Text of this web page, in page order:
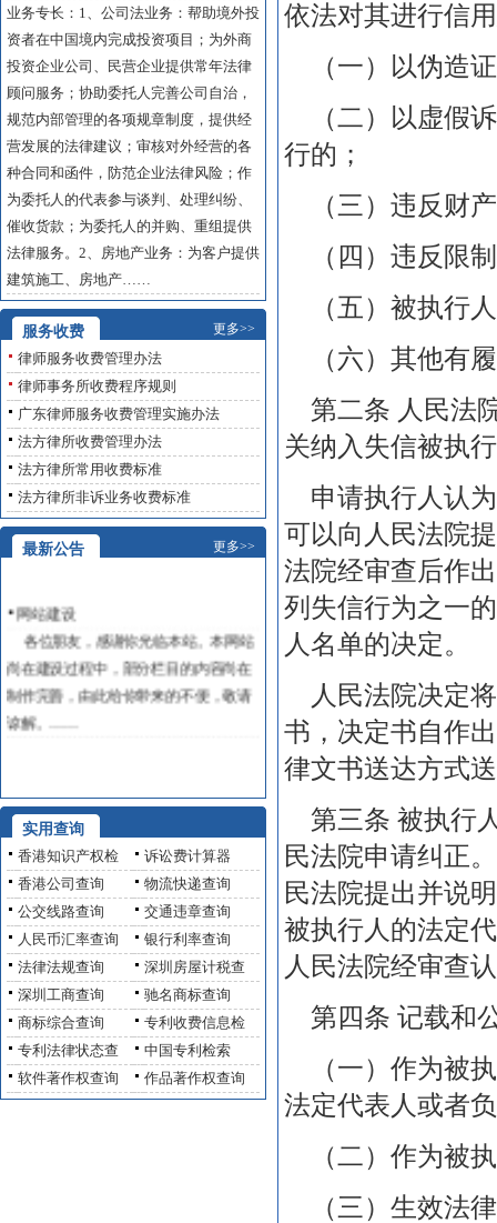
业务专长：1、公司法业务：帮助境外投
资者在中国境内完成投资项目；为外商
投资企业公司、民营企业提供常年法律
顾问服务；协助委托人完善公司自治，
规范内部管理的各项规章制度，提供经
营发展的法律建议；审核对外经营的各
种合同和函件，防范企业法律风险；作
为委托人的代表参与谈判、处理纠纷、
催收货款；为委托人的并购、重组提供
法律服务。2、房地产业务：为客户提供
建筑施工、房地产……
服务收费 更多>>
律师服务收费管理办法
律师事务所收费程序规则
广东律师服务收费管理实施办法
法方律所收费管理办法
法方律所常用收费标准
法方律所非诉业务收费标准
最新公告 更多>>
各位朋友，感谢你光临本站。本网站
尚在建设过程中，部分栏目的内容尚在
制作完善，由此给你带来的不便，敬请
谅解。……
实用查询
香港知识产权检
诉讼费计算器
香港公司查询
物流快递查询
公交线路查询
交通违章查询
人民币汇率查询
银行利率查询
法律法规查询
深圳房屋计税查
深圳工商查询
驰名商标查询
商标综合查询
专利收费信息检
专利法律状态查
中国专利检索
软件著作权查询
作品著作权查询
依法对其进行信
（一）以伪造
（二）以虚假
行的；
（三）违反财
（四）违反限
（五）被执行
（六）其他有
第二条 人民法
关纳入失信被执
申请执行人认
可以向人民法院
法院经审查后作
列失信行为之一
人名单的决定。
人民法院决定
书，决定书自作
律文书送达方式
第三条 被执行
民法院申请纠正
民法院提出并说
被执行人的法定
人民法院经审查
第四条 记载和
（一）作为被
法定代表人或者
（二）作为被
（三）生效法